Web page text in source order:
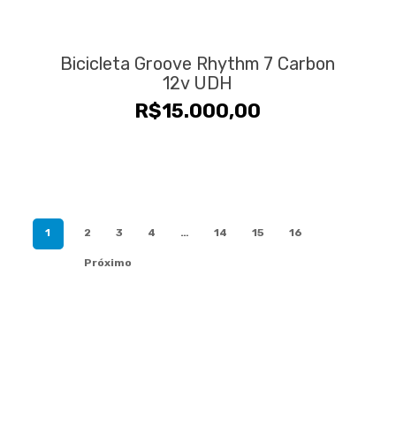
Bicicleta Groove Rhythm 7 Carbon
12v UDH
R$15.000,00
1 2 3 4 … 14 15 16
Próximo